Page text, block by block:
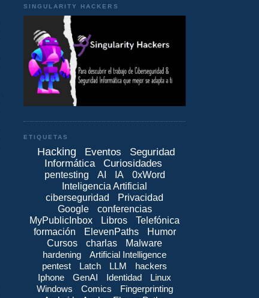
SINGULARITY HACKERS
ETIQUETAS
Hacking Eventos
Seguridad
Informática
Curiosidades
pentesting AI IA
0xWord
Inteligencia Artificial
ciberseguridad
Privacidad
Google
conferencias
MyPublicInbox
Libros
Telefónica
formación
ElevenPaths
Humor
Cursos
charlas
Malware
hardening
Artificial Intelligence
pentest
Latch LLM
hackers
Iphone
GenAI Identidad
Linux
Windows
Comics
Fingerprinting